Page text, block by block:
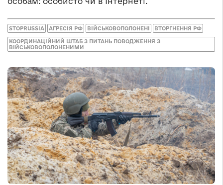
STOPRUSSIA АГРЕСІЯ РФ ВІЙСЬКОВОПОЛОНЕНІ ВТОРГНЕННЯ РФ
КООРДИНАЦІЙНИЙ ШТАБ З ПИТАНЬ ПОВОДЖЕННЯ З
ВІЙСЬКОВОПОЛОНЕНИМИ